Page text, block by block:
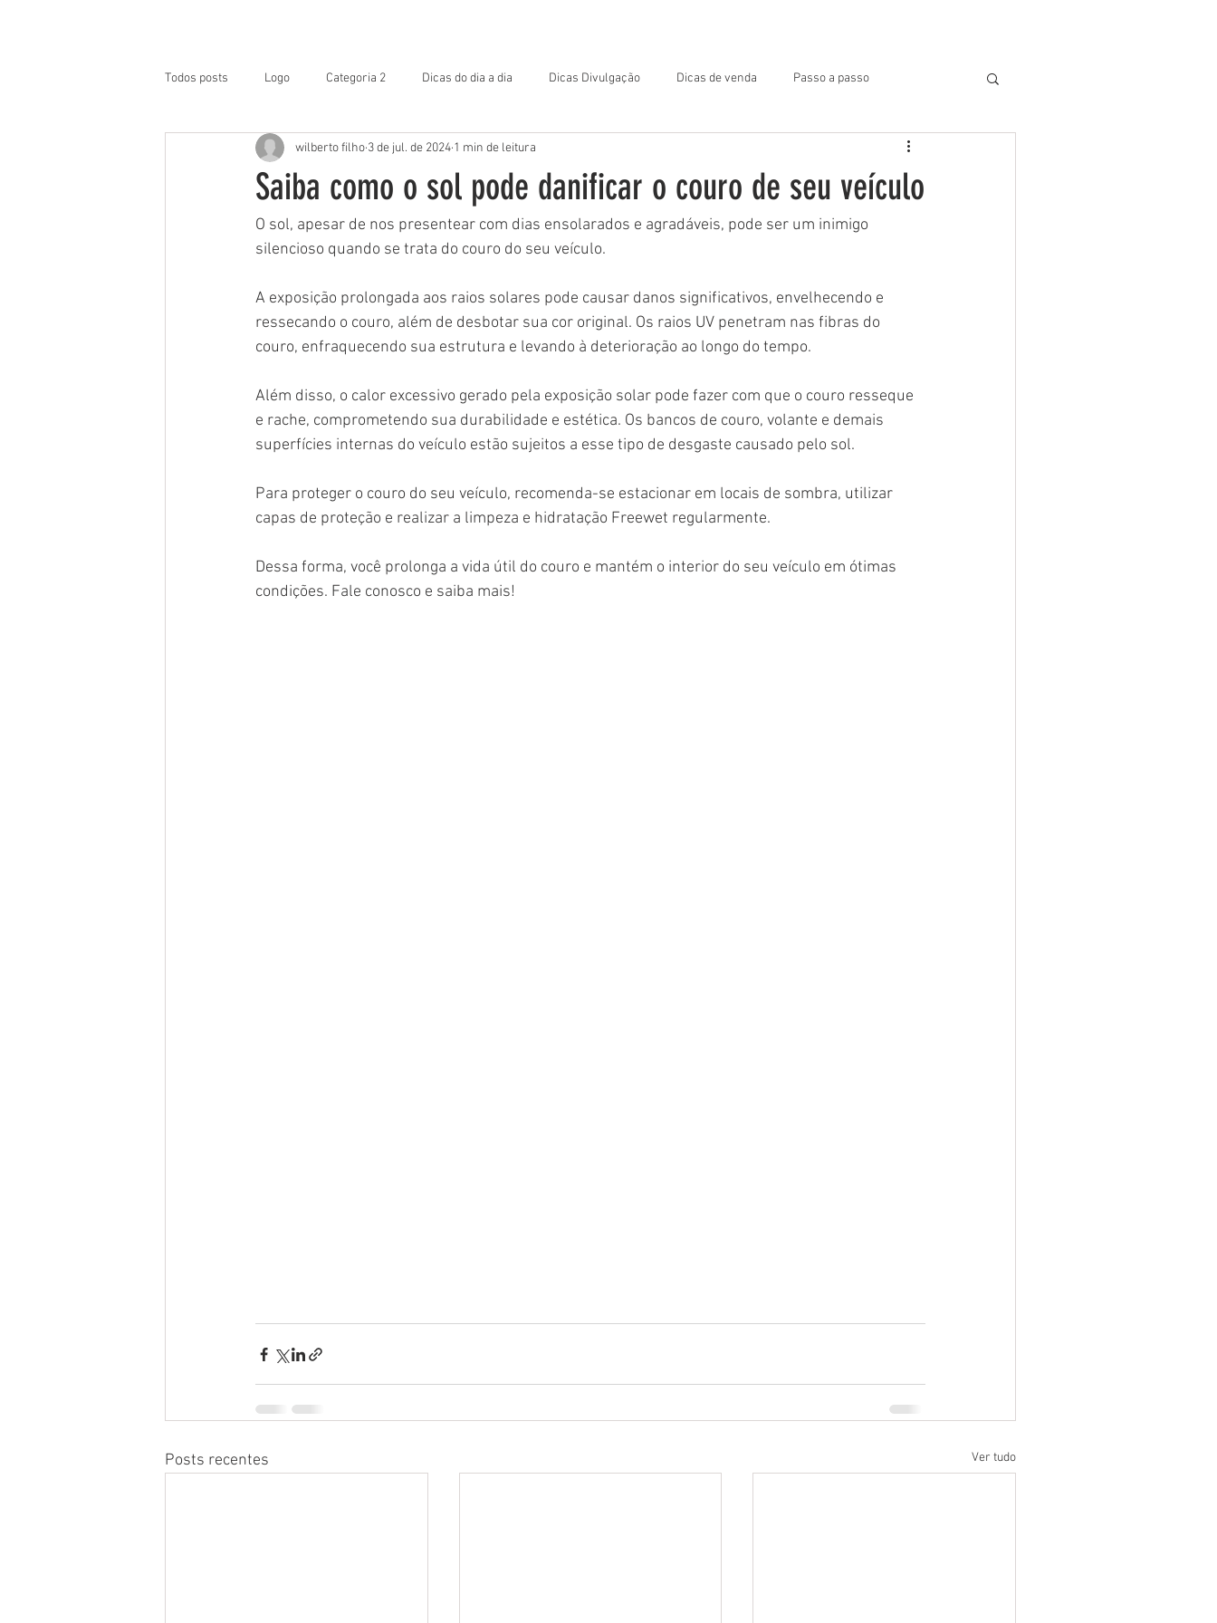
Todos posts Logo Categoria 2 Dicas do dia a dia Dicas Divulgação Dicas de venda Passo a passo
Saiba como o sol pode danificar o couro de seu veículo
wilberto filho 3 de jul. de 2024 1 min de leitura
O sol, apesar de nos presentear com dias ensolarados e agradáveis, pode ser um inimigo
silencioso quando se trata do couro do seu veículo.
A exposição prolongada aos raios solares pode causar danos significativos, envelhecendo e
ressecando o couro, além de desbotar sua cor original. Os raios UV penetram nas fibras do
couro, enfraquecendo sua estrutura e levando à deterioração ao longo do tempo.
Além disso, o calor excessivo gerado pela exposição solar pode fazer com que o couro resseque
e rache, comprometendo sua durabilidade e estética. Os bancos de couro, volante e demais
superfícies internas do veículo estão sujeitos a esse tipo de desgaste causado pelo sol.
Para proteger o couro do seu veículo, recomenda-se estacionar em locais de sombra, utilizar
capas de proteção e realizar a limpeza e hidratação Freewet regularmente.
Dessa forma, você prolonga a vida útil do couro e mantém o interior do seu veículo em ótimas
condições. Fale conosco e saiba mais!
Posts recentes Ver tudo